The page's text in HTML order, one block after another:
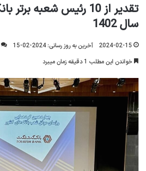
تقدیر از 10 رئیس شعبه
سال 1402
2024-02-15 آخرین به روز رسانی: 2024-02-15
خواندن این مطلب 1 دقیقه زمان میبرد